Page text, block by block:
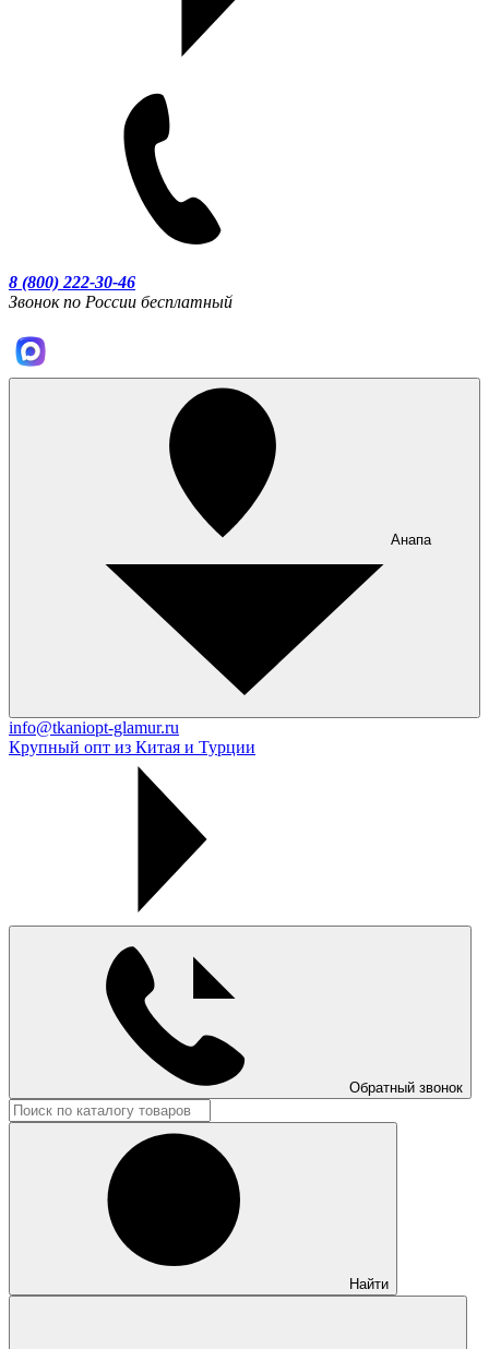
8 (800) 222-30-46
Звонок по России бесплатный
Анапа
info@tkaniopt-glamur.ru
Крупный опт из Китая и Турции
Обратный звонок
Найти